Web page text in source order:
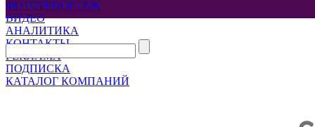
ФОТОРЕПОРТАЖ
ВИДЕО
АНАЛИТИКА
КОНТАКТЫ
РЕКЛАМА
ПОДПИСКА
КАТАЛОГ КОМПАНИЙ